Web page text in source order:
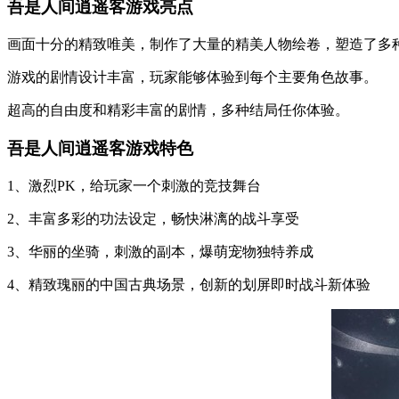
吾是人间逍遥客游戏亮点
画面十分的精致唯美，制作了大量的精美人物绘卷，塑造了多
游戏的剧情设计丰富，玩家能够体验到每个主要角色故事。
超高的自由度和精彩丰富的剧情，多种结局任你体验。
吾是人间逍遥客游戏特色
1、激烈PK，给玩家一个刺激的竞技舞台
2、丰富多彩的功法设定，畅快淋漓的战斗享受
3、华丽的坐骑，刺激的副本，爆萌宠物独特养成
4、精致瑰丽的中国古典场景，创新的划屏即时战斗新体验